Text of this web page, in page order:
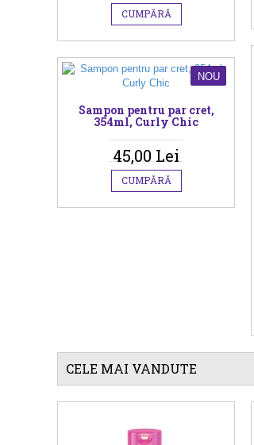
CUMPĂRĂ
NOU
Sampon pentru par cret,
354ml, Curly Chic
45,00 Lei
CUMPĂRĂ
CELE MAI VANDUTE